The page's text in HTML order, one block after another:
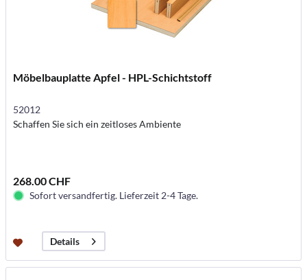
Möbelbauplatte Apfel - HPL-Schichtstoff
52012
Schaffen Sie sich ein zeitloses Ambiente
268.00 CHF
Sofort versandfertig. Lieferzeit 2-4 Tage.
Details